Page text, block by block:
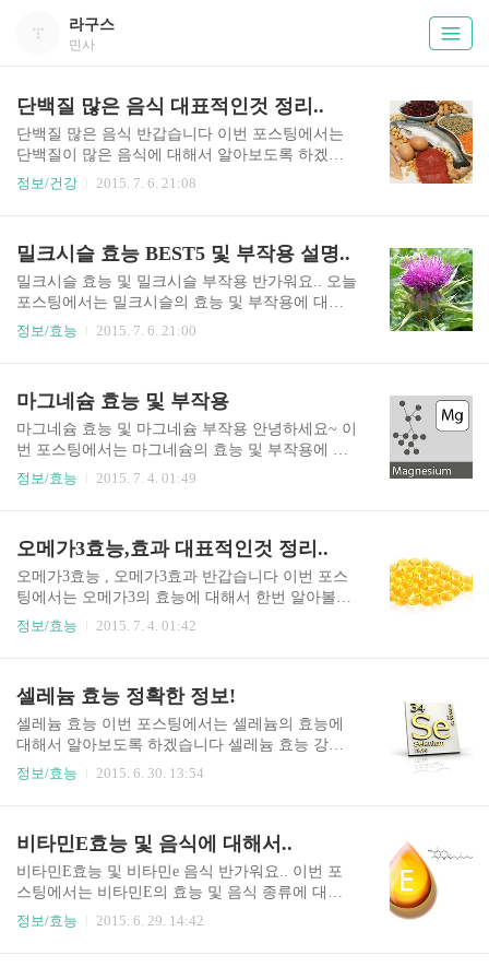
라구스
민사
단백질 많은 음식 대표적인것 정리..
단백질 많은 음식 반갑습니다 이번 포스팅에서는
단백질이 많은 음식에 대해서 알아보도록 하겠습
니다 바로 시작할께요.. 단백질 많은 음식 닭가슴살
합니다 참치참치 역시 단백질이 많고 칼로리,지방
이 적어서 다이어트에 좋은 식품입니다 달걀달걀
은 완전식품으로 유명하죠..필수아미노산이 균형
적으로 잡혀져있구요~다이어트를 원하신다면 흰
자위주로 드세요. 단백질이 풍부하답니다 꽁치꽁
릴정도로 단백질이 풍부합니다 유제품우유,치즈,
두유 등도 단백질이 풍부합니다 아몬드견과류는
단백질이 많이 함유되어 있..
정보/건강 2015. 7. 6. 21:08
밀크시슬 효능 BEST5 및 부작용 설명..
밀크시슬 효능 및 밀크시슬 부작용 반가워요.. 오늘
포스팅에서는 밀크시슬의 효능 및 부작용에 대해
서 알아보도록 하겠습니다 밀크시슬 효능 간건강
촉진시키고 간세포의 세포를 막아서 간건강에 탁
월한 효과를 보인다고 합니다 숙취해소에 좋아요
우리가 술을 먹게되면 체내에 숙취를 유발시키는
아세트알데히드에 의해 고생을 하게되는데밀크시
슬에 함유된 실리마린이 체내의 아세트알데히드를
가 산모가 출산후 모유가 잘나오지 않을때엉겅쿠
차를 마셔주면 모유가 잘나온다고 해서 붙혀진 이
름이라고 합니다모유가 부족하실..
정보/효능 2015. 7. 6. 21:00
마그네슘 효능 및 부작용
마그네슘 효능 및 마그네슘 부작용 안녕하세요~ 이
번 포스팅에서는 마그네슘의 효능 및 부작용에 대
해서 한번 알아볼께요~ 마그네슘 효능 심신안정스
해서라도 마그네슘이 꼭 필요합니다 뼈건강칼슘이
뼈건강에 좋다는건 다들 아시죠?사실 칼슘을 많이
먹더라도 흡수가 되어야 하는데마그네슘이 없다면
효과가 낮아집니다칼슘은 마그네슘과 작용해서 뼈
에 필요한 물질들을 생성해내기 때문입니다 다이
니다운동할때 지방이 에너지로 전환되는데 마그네
슘이 도와준다고 합니다 소화촉진마그네슘이 부족
하면 소화불량이 나타난다고..
정보/효능 2015. 7. 4. 01:49
오메가3효능,효과 대표적인것 정리..
오메가3효능 , 오메가3효과 반갑습니다 이번 포스
팅에서는 오메가3의 효능에 대해서 한번 알아볼께
요~ 많은분들이 영양제로 드시고 잇는데 효능은 잘
시켜 줄수있으며부정맥으로 인한 급사를 막고 동
맥경화증을 예방한다고 합니다또한 오메가3는 혈
전방지와 혈압을 조절해주는 효과도 있다고 합니
다 오메가 효능 - 당뇨병 개선 생선유에서 발견된
오메가3 지방산은 비만에 의한 제2형 당뇨병의 발
자극해 당뇨병 예방 및 개선에 효과가 좋다고 합니
다 오메가 효과 - 영양보급 오메가3는 임산부,태아
의..
정보/효능 2015. 7. 4. 01:42
셀레늄 효능 정확한 정보!
셀레늄 효능 이번 포스팅에서는 셀레늄의 효능에
대해서 알아보도록 하겠습니다 셀레늄 효능 강력
한 항산화 작용 항산화작용이란 체내에서 노화를
질의 중요한 활성성분으로 작용 피부노화방지,아
토피,여드름,습진,염증,건선,기미 등의 피부질환에
도 탁월한 효과 또한 피부의 보습,자외선,방사선으
로부터 피부보호 효과 대장암,전립선암,폐암,간암,
위암 등 다양한 암예방 효과도 있으며 어떤 특정 조
정보/효능 2015. 6. 30. 13:54
비타민E효능 및 음식에 대해서..
비타민E효능 및 비타민e 음식 반가워요.. 이번 포
스팅에서는 비타민E의 효능 및 음식 종류에 대해
서 알아보도록 하겠습니다 비타민E효능 동맥경화
정보/효능 2015. 6. 29. 14:42